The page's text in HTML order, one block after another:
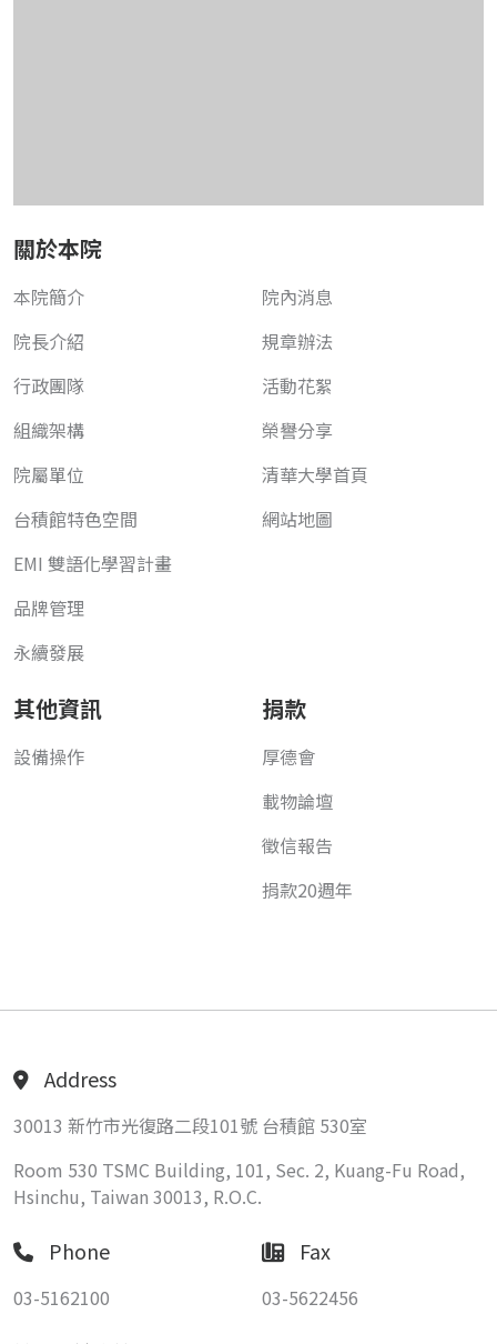
關於本院
本院簡介
院長介紹
行政團隊
組織架構
院屬單位
台積館特色空間
EMI 雙語化學習計畫
品牌管理
永續發展
院內消息
規章辦法
活動花絮
榮譽分享
清華大學首頁
網站地圖
其他資訊
設備操作
捐款
厚德會
載物論壇
徵信報告
捐款20週年
Address
30013 新竹市光復路二段101號 台積館 530室
Room 530 TSMC Building, 101, Sec. 2, Kuang-Fu Road,
Hsinchu, Taiwan 30013, R.O.C.
Phone
03-5162100
Fax
03-5622456